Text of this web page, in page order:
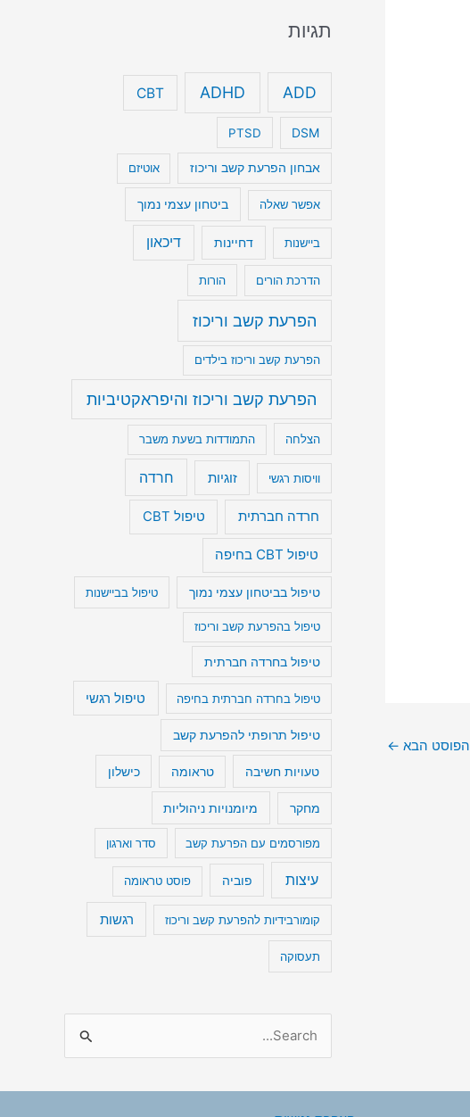
הפוסט הבא ←
תגיות
ADD
ADHD
CBT
DSM
PTSD
אבחון הפרעת קשב וריכוז אוטיזם
אפשר שאלה ביטחון עצמי נמוך
ביישנות דחיינות דיכאון
הדרכת הורים הורות
הפרעת קשב וריכוז
הפרעת קשב וריכוז בילדים
הפרעת קשב וריכוז והיפראקטיביות
הצלחה התמודדות בשעת משבר
וויסות רגשי זוגיות חרדה
חרדה חברתית טיפול CBT
טיפול CBT בחיפה
טיפול בביטחון עצמי נמוך טיפול בביישנות
טיפול בהפרעת קשב וריכוז
טיפול בחרדה חברתית
טיפול בחרדה חברתית בחיפה טיפול רגשי
טיפול תרופתי להפרעת קשב
טעויות חשיבה טראומה כישלון
מחקר מיומנויות ניהוליות
מפורסמים עם הפרעת קשב סדר וארגון
עיצות פוביה פוסט טראומה
קומורבידיות להפרעת קשב וריכוז רגשות
תעסוקה
a